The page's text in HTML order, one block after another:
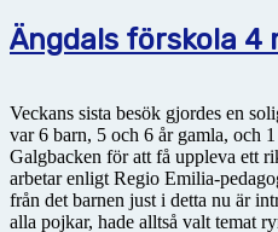
Ängdals förskola 4
Veckans sista besök gjordes en
var 6 barn, 5 och 6 år gamla, och
Galgbacken för att få uppleva ett
arbetar enligt Regio Emilia-
från det barnen just i detta nu är
alla pojkar, hade alltså valt temat